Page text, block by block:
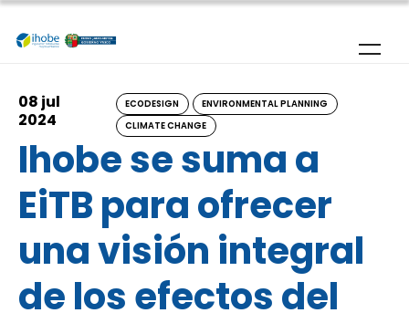
Skip to main content
08 jul
2024
ECODESIGN
ENVIRONMENTAL PLANNING
CLIMATE CHANGE
Ihobe se suma a
EiTB para ofrecer
una visión integral
de los efectos del